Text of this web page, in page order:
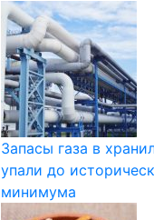
Запасы газа в
упали до
минимума